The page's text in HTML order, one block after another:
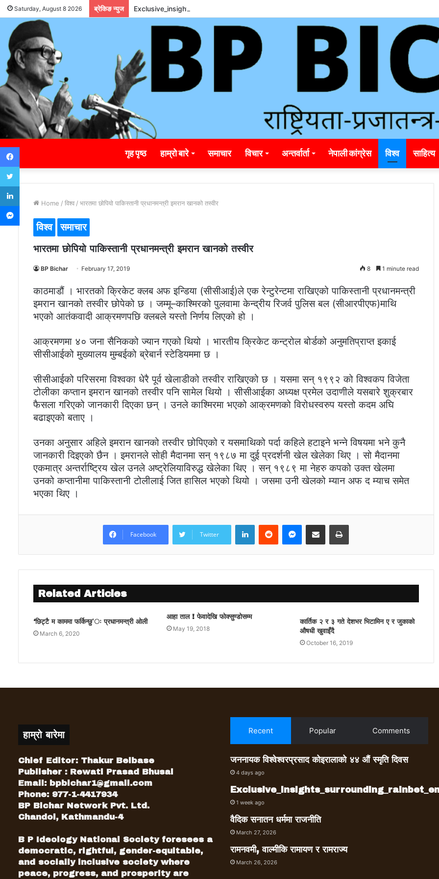
Saturday, August 8 2026 ब्रेकिङ न्युज Exclusive_insights_surrounding_rainbet_empower_informed_crypto_wagering_decision
गृह पृष्ठ हाम्रो बारे समाचार विचार अन्तर्वार्ता नेपाली कांग्रेस विश्व साहित्य
Home / विश्व / भारतमा छोपियो पाकिस्तानी प्रधानमन्त्री इमरान खानको तस्वीर
विश्व समाचार
भारतमा छोपियो पाकिस्तानी प्रधानमन्त्री इमरान खानको तस्वीर
BP Bichar February 17, 2019 8 1 minute read
काठमाडौं । भारतको क्रिकेट क्लब अफ इन्डिया (सीसीआई)ले एक रेन्टुरेन्टमा राखिएको पाकिस्तानी प्रधानमन्त्री
इमरान खानको तस्वीर छोपेको छ । जम्मू–काश्मिरको पुलवामा केन्द्रीय रिजर्व पुलिस बल (सीआरपीएफ)माथि
भएको आतंकवादी आक्रमणपछि क्लबले यस्तो निर्णय लिएको हो ।
आक्रमणमा ४० जना सैनिकको ज्यान गएको थियो । भारतीय क्रिकेट कन्ट्रोल बोर्डको अनुमतिप्राप्त इकाई
सीसीआईको मुख्यालय मुम्बईको ब्रेबार्न स्टेडियममा छ ।
सीसीआईको परिसरमा विश्वका धेरै पूर्व खेलाडीको तस्वीर राखिएको छ । यसमा सन् १९९२ को विश्वकप विजेता
टोलीका कप्तान इमरान खानको तस्वीर पनि सामेल थियो । सीसीआईका अध्यक्ष प्रमेल उदाणीले यसबारे शुक्रबार
फैसला गरिएको जानकारी दिएका छन् । उनले काश्मिरमा भएको आक्रमणको विरोधस्वरुप यस्तो कदम अघि
बढाइएको बताए ।
उनका अनुसार अहिले इमरान खानको तस्वीर छोपिएको र यसमाथिको पर्दा कहिले हटाइने भन्ने विषयमा भने कुनै
जानकारी दिइएको छैन । इमरानले सोही मैदानमा सन् १९८७ मा दुई प्रदर्शनी खेल खेलेका थिए । सो मैदानमा
एकमात्र अन्तर्राष्ट्रिय खेल उनले अष्ट्रेलियाविरुद्ध खेलेका थिए । सन् १९८९ मा नेहरु कपको उक्त खेलमा
उनको कप्तानीमा पाकिस्तानी टोलीलाई जित हासिल भएको थियो । जसमा उनी खेलको म्यान अफ द म्याच समेत
भएका थिए ।
Facebook Twitter
LinkedInReddit Messenger
Share via Email Print
Related Articles
‘छिट्टै म काममा फर्किन्छु’ः प्रधानमन्त्री ओली
March 6, 2020
आहा ताल ! फेवादेखि फोक्सुण्डोसम्म
May 19, 2018
कार्तिक २ र ३ गते देशभर भिटामिन ए र जुकाको
औषधी खुवाइँदै
October 16, 2019
हाम्रो बारेमा
Chief Editor: Thakur Belbase
Publisher : Rewati Prasad Bhusal
Email: bpbichar1@gmail.com
Phone: 977-1-4417934
BP Bichar Network Pvt. Ltd.
Chandol, Kathmandu-4
B P Ideology National Society foresees a
democratic, rightful, gender-equitable,
and socially inclusive society where
peace, progress, and prosperity are
Recent Popular Comments
जननायक विश्वेश्वरप्रसाद कोइरालाको ४४ औं स्मृति दिवस
4 days ago
1 week ago
वैदिक सनातन धर्ममा राजनीति
March 27, 2026
रामनवमी, वाल्मीकि रामायण र रामराज्य
March 26, 2026
Facebook
Twitter
LinkedIn
Messenger